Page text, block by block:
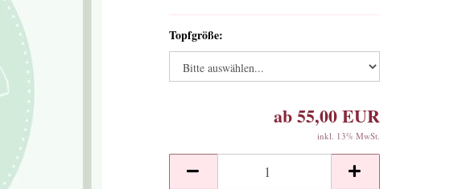
Topfgröße:
ab 55,00 EUR
inkl. 13% MwSt.